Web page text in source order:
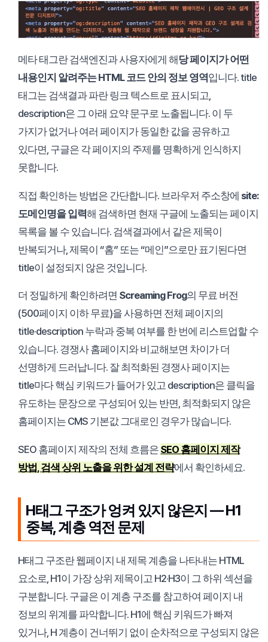
메타 태그란 검색엔진과 사용자에게 해당 페이지가 어떤
내용인지 알려주는 HTML 코드 안의 정보 영역입니다. title
태그는 검색결과 파란 링크 텍스트로 표시되고,
description은 그 아래 요약 문구로 노출됩니다. 이 두
가지가 없거나 여러 페이지가 동일한 값을 공유하고
있다면, 구글은 각 페이지의 주제를 명확하게 인식하지
못합니다.
직접 확인하는 방법은 간단합니다. 브라우저 주소창에 site:
도메인명을 입력해 검색하면 현재 구글에 노출되는 페이지
목록을 볼 수 있습니다. 검색결과에서 같은 제목이
반복되거나, 제목이 “홈” 또는 “메인”으로만 표기된다면
title이 설정되지 않은 것입니다.
더 정밀하게 확인하려면 Screaming Frog의 무료 버전
(500페이지 이하 무료)을 사용하면 전체 페이지의
title·description 누락과 중복 여부를 한 번에 리스트업할 수
있습니다. 경쟁사 홈페이지와 비교해보면 차이가 더
선명하게 드러납니다. 잘 최적화된 경쟁사 페이지는
title마다 핵심 키워드가 들어가 있고 description은 클릭을
유도하는 문장으로 구성되어 있는 반면, 최적화되지 않은
홈페이지는 CMS 기본값 그대로인 경우가 많습니다.
SEO 홈페이지 제작의 전체 흐름은 SEO 홈페이지 제작
방법, 검색 상위 노출을 위한 설계 전략에서 확인하세요.
H태그 구조가 엉켜 있지 않은지 — H1
중복, 계층 역전 문제
H태그 구조란 웹페이지 내 제목 계층을 나타내는 HTML
요소로, H1이 가장 상위 제목이고 H2·H3이 그 하위 섹션을
구분합니다. 구글은 이 계층 구조를 참고하여 페이지 내
정보의 위계를 파악합니다. H1에 핵심 키워드가 빠져
있거나, H 계층이 건너뛰기 없이 순차적으로 구성되지 않은